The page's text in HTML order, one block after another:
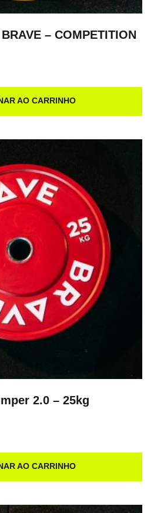
– COMPETITION
AO CARRINHO
2.0 – 25kg
AO CARRINHO